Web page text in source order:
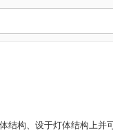
结构、设于灯体结构上并